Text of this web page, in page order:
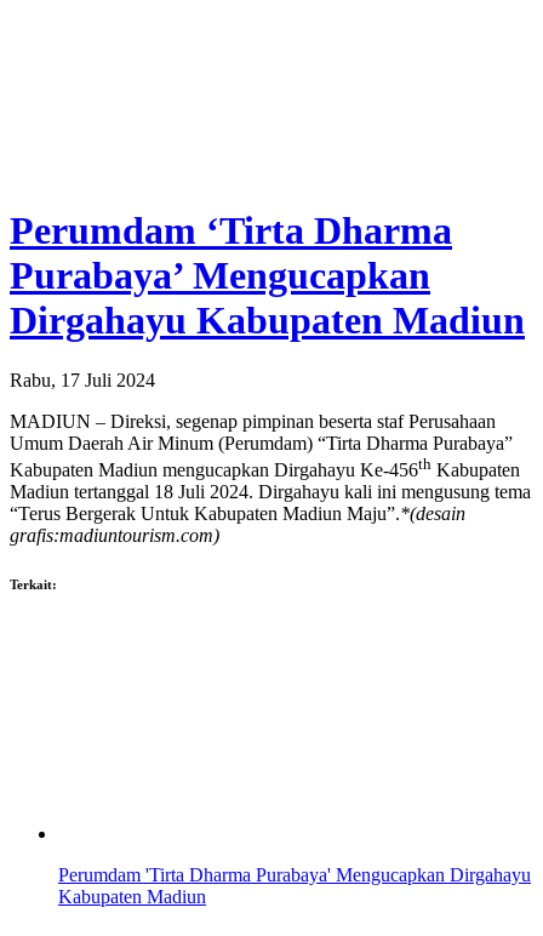
Perumdam ‘Tirta Dharma
Purabaya’ Mengucapkan
Dirgahayu Kabupaten Madiun
Rabu, 17 Juli 2024
MADIUN – Direksi, segenap pimpinan beserta staf Perusahaan
Umum Daerah Air Minum (Perumdam) “Tirta Dharma Purabaya”
Kabupaten Madiun mengucapkan Dirgahayu Ke-456th Kabupaten
Madiun tertanggal 18 Juli 2024. Dirgahayu kali ini mengusung tema
“Terus Bergerak Untuk Kabupaten Madiun Maju”.*(desain
grafis:madiuntourism.com)
Terkait:
Perumdam 'Tirta Dharma Purabaya' Mengucapkan Dirgahayu
Kabupaten Madiun